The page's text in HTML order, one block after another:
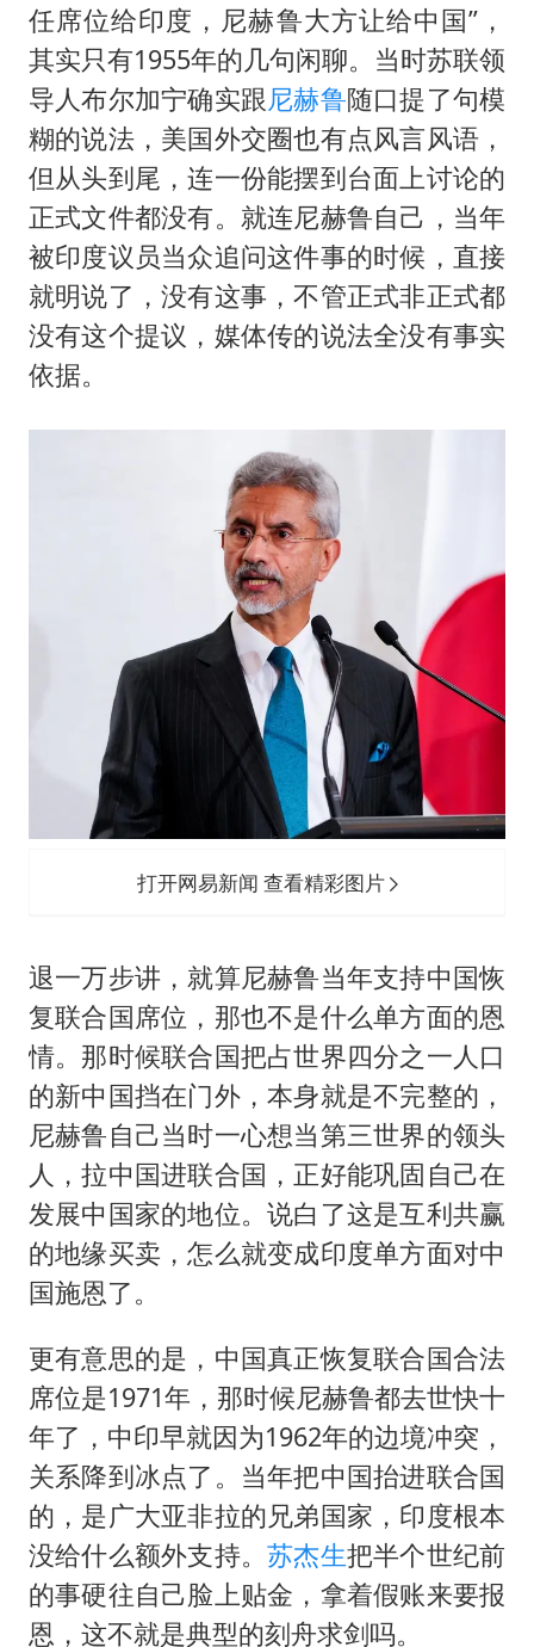
任席位给印度，尼赫鲁大方让给中国”，
其实只有1955年的几句闲聊。当时苏联领
导人布尔加宁确实跟尼赫鲁随口提了句模
糊的说法，美国外交圈也有点风言风语，
但从头到尾，连一份能摆到台面上讨论的
正式文件都没有。就连尼赫鲁自己，当年
被印度议员当众追问这件事的时候，直接
就明说了，没有这事，不管正式非正式都
没有这个提议，媒体传的说法全没有事实
依据。
打开网易新闻 查看精彩图片
退一万步讲，就算尼赫鲁当年支持中国恢
复联合国席位，那也不是什么单方面的恩
情。那时候联合国把占世界四分之一人口
的新中国挡在门外，本身就是不完整的，
尼赫鲁自己当时一心想当第三世界的领头
人，拉中国进联合国，正好能巩固自己在
发展中国家的地位。说白了这是互利共赢
的地缘买卖，怎么就变成印度单方面对中
国施恩了。
更有意思的是，中国真正恢复联合国合法
席位是1971年，那时候尼赫鲁都去世快十
年了，中印早就因为1962年的边境冲突，
关系降到冰点了。当年把中国抬进联合国
的，是广大亚非拉的兄弟国家，印度根本
没给什么额外支持。苏杰生把半个世纪前
的事硬往自己脸上贴金，拿着假账来要报
恩，这不就是典型的刻舟求剑吗。